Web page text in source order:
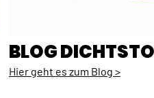
BLOG
Hier geht es zum Blog >